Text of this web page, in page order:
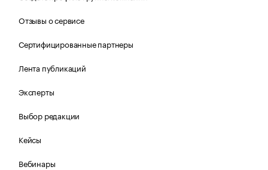
Отзывы о сервисе
Сертифицированные партнеры
Лента публикаций
Эксперты
Выбор редакции
Кейсы
Вебинары